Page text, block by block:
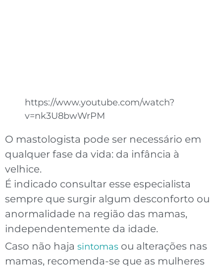
https://www.youtube.com/watch?
v=nk3U8bwWrPM
O mastologista pode ser necessário em
qualquer fase da vida: da infância à
velhice.
É indicado consultar esse especialista
sempre que surgir algum desconforto ou
anormalidade na região das mamas,
independentemente da idade.
Caso não haja sintomas ou alterações nas
mamas, recomenda-se que as mulheres